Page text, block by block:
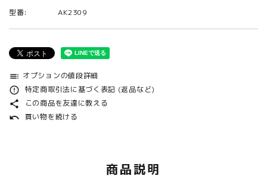
型番: AK2309
toc オプションの値段詳細
error_outline 特定商取引法に基づく表記 (返品など)
share この商品を友達に教える
undo 買い物を続ける
商品説明